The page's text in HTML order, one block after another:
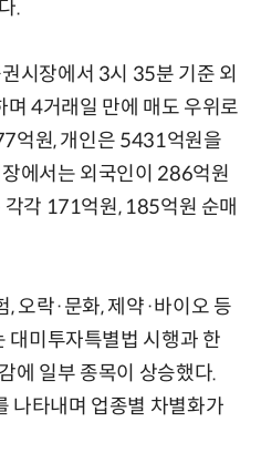
.
시장에서 3시 35분 기준 외
4거래일 만에 매도 우위로
억원, 개인은 5431억원을
에서는 외국인이 286억원
각 171억원, 185억원 순매
오락·문화, 제약·바이오 등
대미투자특별법 시행과 한
에 일부 종목이 상승했다.
나타내며 업종별 차별화가